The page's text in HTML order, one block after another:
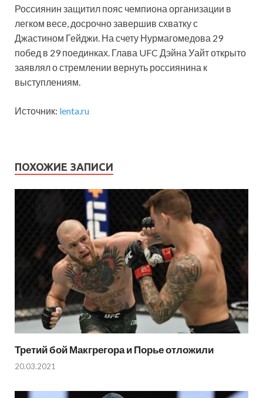
Россиянин защитил пояс чемпиона организации в
легком весе, досрочно завершив схватку с
Джастином Гейджи. На счету Нурмагомедова 29
побед в 29 поединках. Глава UFC Дэйна Уайт открыто
заявлял о стремлении вернуть россиянина к
выступлениям.
Источник: lenta.ru
ПОХОЖИЕ ЗАПИСИ
Третий бой Макгрегора и Порье отложили
20.03.2021